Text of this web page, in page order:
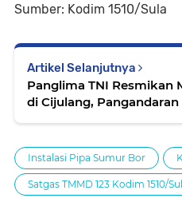
Sumber: Kodim 1510/Sula
Artikel Selanjutnya
Panglima TNI Resmikan
di Cijulang, Pangandaran
Instalasi Pipa Sumur Bor
Satgas TMMD 123 Kodim 1510/